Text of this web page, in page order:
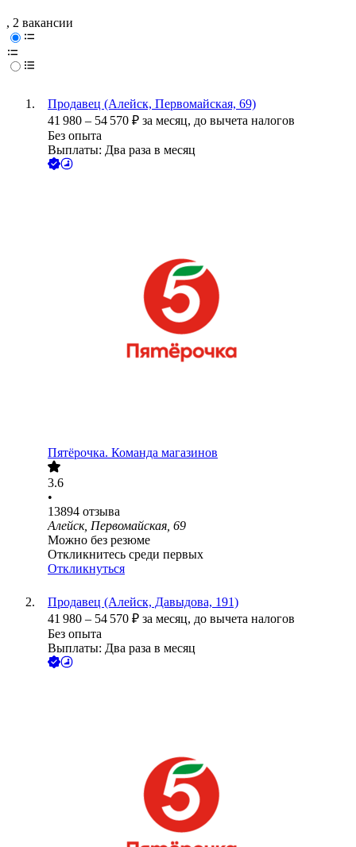
, 2 вакансии
Продавец (Алейск, Первомайская, 69)
41 980 – 54 570 ₽ за месяц, до вычета налогов
Без опыта
Выплаты: Два раза в месяц
Пятёрочка. Команда магазинов
3.6
•
13894 отзыва
Алейск, Первомайская, 69
Можно без резюме
Откликнитесь среди первых
Откликнуться
Продавец (Алейск, Давыдова, 191)
41 980 – 54 570 ₽ за месяц, до вычета налогов
Без опыта
Выплаты: Два раза в месяц